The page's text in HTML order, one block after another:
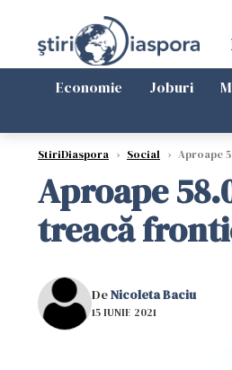
Economie Joburi
StiriDiaspora › Social › Aproape
Aproape
treacă
DeNicoleta Baciu
15 IUNIE 2021